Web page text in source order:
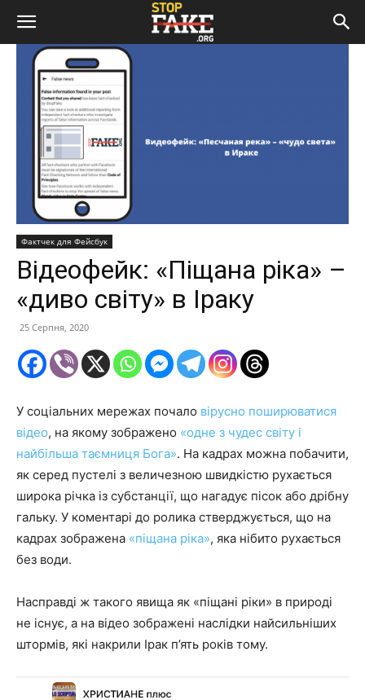
Фактчек для Фейсбук
Відеофейк: «Піщана ріка» –
«диво світу» в Іраку
25 Серпня, 2020
У соціальних мережах почало вірусно поширюватися
відео, на якому зображено «одне з чудес світу і
найбільша таємниця Бога». На кадрах можна побачити,
як серед пустелі з величезною швидкістю рухається
широка річка із субстанції, що нагадує пісок або дрібну
гальку. У коментарі до ролика стверджується, що на
кадрах зображена «піщана ріка», яка нібито рухається
без води.
Насправді ж такого явища як «піщані ріки» в природі
не існує, а на відео зображені наслідки найсильніших
штормів, які накрили Ірак п’ять років тому.